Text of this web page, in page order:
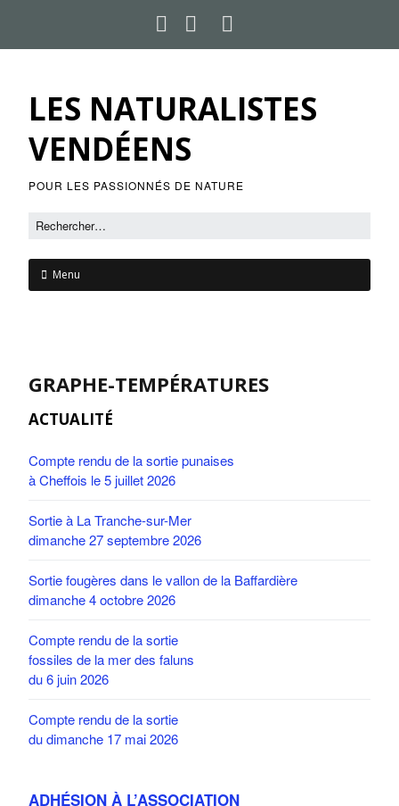
LES NATURALISTES
VENDÉENS
POUR LES PASSIONNÉS DE NATURE
Menu
GRAPHE-TEMPÉRATURES
ACTUALITÉ
Compte rendu de la sortie punaises
à Cheffois le 5 juillet 2026
Sortie à La Tranche-sur-Mer
dimanche 27 septembre 2026
Sortie fougères dans le vallon de la Baffardière
dimanche 4 octobre 2026
Compte rendu de la sortie
fossiles de la mer des faluns
du 6 juin 2026
Compte rendu de la sortie
du dimanche 17 mai 2026
ADHÉSION À L’ASSOCIATION